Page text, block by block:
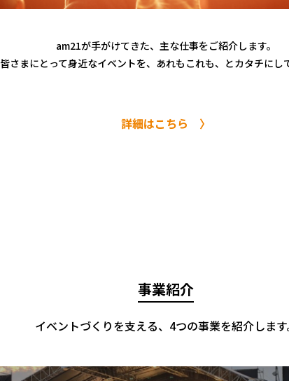
am21が手がけてきた、主な仕事をご紹介します。
皆さまにとって身近なイベントを、 あれもこれも、とカタチにし
詳細はこちら 〉
事業紹介
イベントづくりを支える、4つの事業を紹介します